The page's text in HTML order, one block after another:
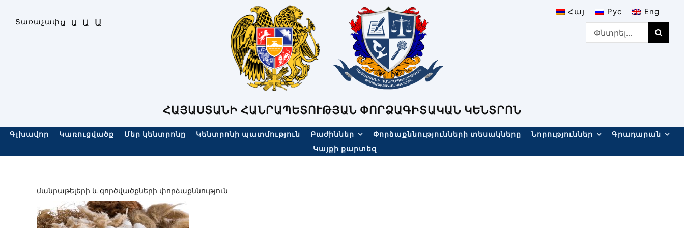
Տառաչափ։Ա Ա Ա Ա
Հայ Рус
Eng
Search
for:
ՀԱՅԱՍՏԱՆԻ ՀԱՆՐԱՊԵՏՈՒԹՅԱՆ ՓՈՐՁԱԳԻՏԱԿԱՆ ԿԵՆՏՐՈՆ
Գլխավոր Կառուցվածք Մեր կենտրոնը Կենտրոնի պատմություն Բաժիններ Փորձաքննությունների տեսակները Նորություններ
Գրադարան
Կայքի քարտեզ
մանրաթելերի և գործվածքների փորձաքննություն